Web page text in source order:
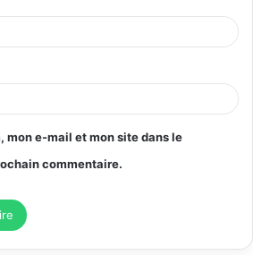
mon e-mail et mon site dans le
commentaire.